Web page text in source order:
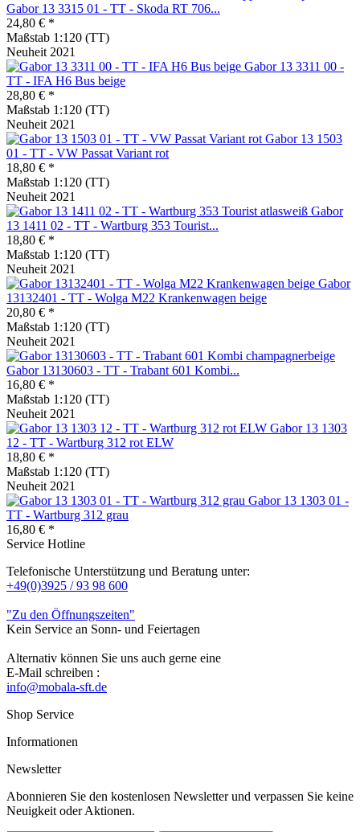
Gabor 13 3315 01 - TT - Skoda RT 706...
24,80 € *
Maßstab 1:120 (TT)
Neuheit 2021
Gabor 13 3311 00 -
TT - IFA H6 Bus beige
28,80 € *
Maßstab 1:120 (TT)
Neuheit 2021
Gabor 13 1503
01 - TT - VW Passat Variant rot
18,80 € *
Maßstab 1:120 (TT)
Neuheit 2021
Gabor
13 1411 02 - TT - Wartburg 353 Tourist...
18,80 € *
Maßstab 1:120 (TT)
Neuheit 2021
Gabor
13132401 - TT - Wolga M22 Krankenwagen beige
20,80 € *
Maßstab 1:120 (TT)
Neuheit 2021
Gabor 13130603 - TT - Trabant 601 Kombi...
16,80 € *
Maßstab 1:120 (TT)
Neuheit 2021
Gabor 13 1303
12 - TT - Wartburg 312 rot ELW
18,80 € *
Maßstab 1:120 (TT)
Neuheit 2021
Gabor 13 1303 01 -
TT - Wartburg 312 grau
16,80 € *
Service Hotline
Telefonische Unterstützung und Beratung unter:
+49(0)3925 / 93 98 600
"Zu den Öffnungszeiten"
Kein Service an Sonn- und Feiertagen
Alternativ können Sie uns auch gerne eine
E-Mail schreiben :
info@mobala-sft.de
Shop Service
Informationen
Newsletter
Abonnieren Sie den kostenlosen Newsletter und verpassen Sie keine
Neuigkeit oder Aktionen.